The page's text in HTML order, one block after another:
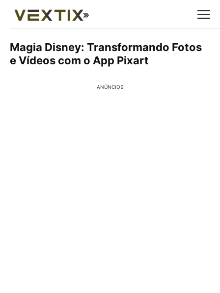
Magia Disney: Transformando Fotos
e Vídeos com o App Pixart
ANÚNCIOS